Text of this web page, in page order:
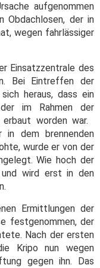
aufgenommen
Obdachlosen, der in
wegen fahrlässiger
Einsatzzentrale des
Bei Eintreffen der
heraus, dass ein
im Rahmen der
erbaut worden war.
in dem brennenden
wurde er von der
Wie hoch der
wird erst in den
Ermittlungen der
festgenommen, der
Nach der ersten
Kripo nun wegen
gegen ihn. Das